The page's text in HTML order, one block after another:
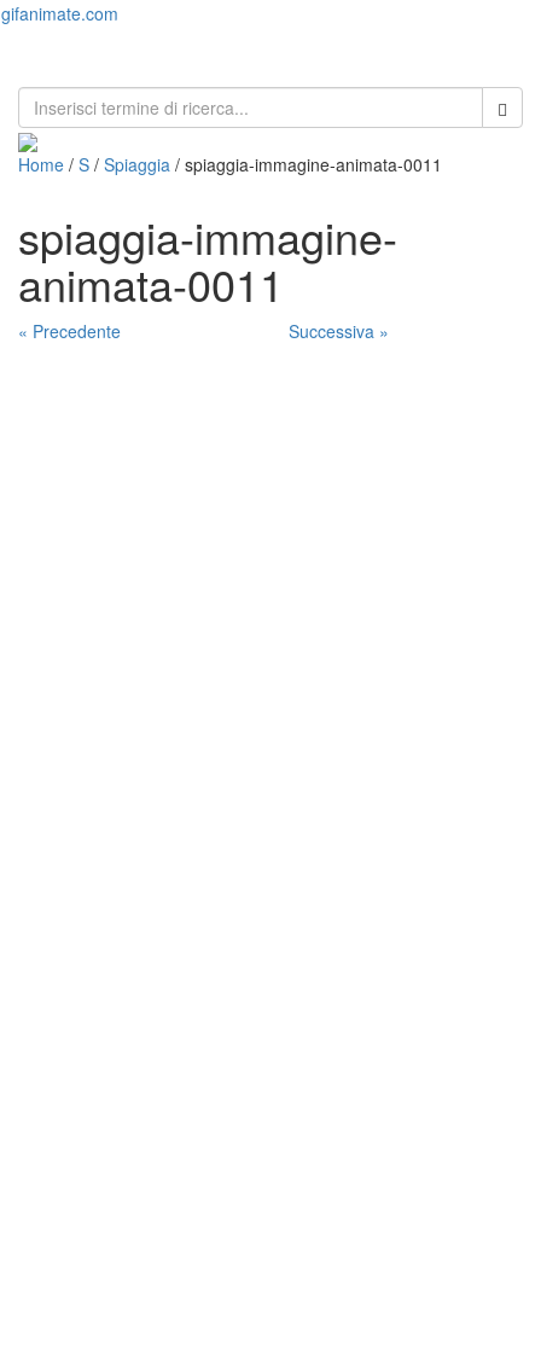
gifanimate.com
Home / S / Spiaggia / spiaggia-immagine-animata-0011
spiaggia-immagine-
animata-0011
« Precedente Successiva »